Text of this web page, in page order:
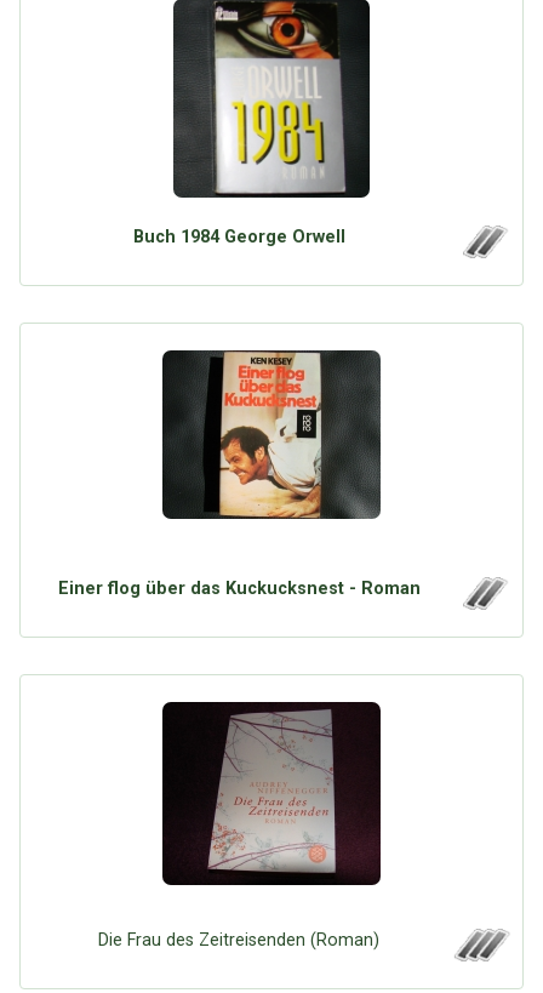
Buch 1984 George Orwell
Einer flog über das Kuckucksnest - Roman
Die Frau des Zeitreisenden (Roman)